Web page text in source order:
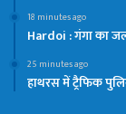
18 minutes ago
Hardoi : गंगा का
25 minutes ago
हाथरस में ट्रैफिक